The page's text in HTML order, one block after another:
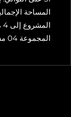
المجموعة 04 مساحة 301 هكتار.